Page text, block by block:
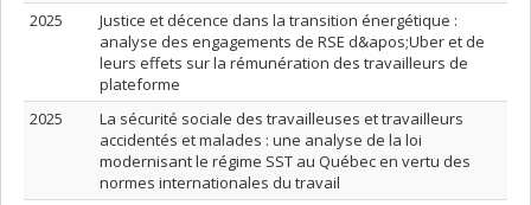
2025
Justice et décence dans la transition énergétique :
analyse des engagements de RSE d&apos;Uber et de
leurs effets sur la rémunération des travailleurs de
plateforme
2025
La sécurité sociale des travailleuses et travailleurs
accidentés et malades : une analyse de la loi
modernisant le régime SST au Québec en vertu des
normes internationales du travail